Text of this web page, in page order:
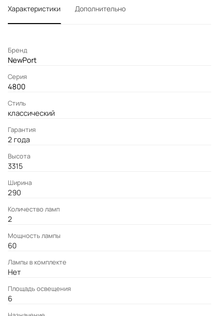
Характеристики Дополнительно
Бренд
NewPort
Серия
4800
Стиль
классический
Гарантия
2 года
Высота
3315
Ширина
290
Количество ламп
2
Мощность лампы
60
Лампы в комплекте
Нет
Площадь освещения
6